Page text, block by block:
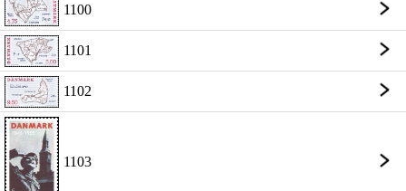
1100
1101
1102
1103